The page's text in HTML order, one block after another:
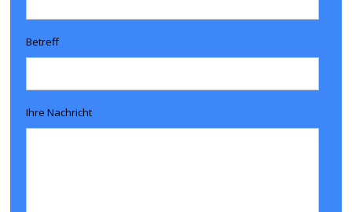
Betreff
Ihre Nachricht